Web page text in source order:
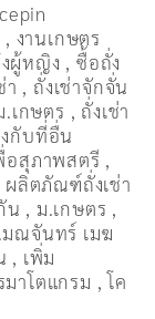
, งานเกษตร
ผู้หญิง ,ซื้อถั่ง
า , ถั่งเช่าจักจั่น
.เกษตร , ถั่งเช่า
งกับที่อื่น
อสุภาพสตรี ,
ผลิตภัณฑ์ถั่งเช่า
น , ม.เกษตร ,
มณจันทร์ เมฆ
, เพิ่ม
มาโตแกรม ,โค